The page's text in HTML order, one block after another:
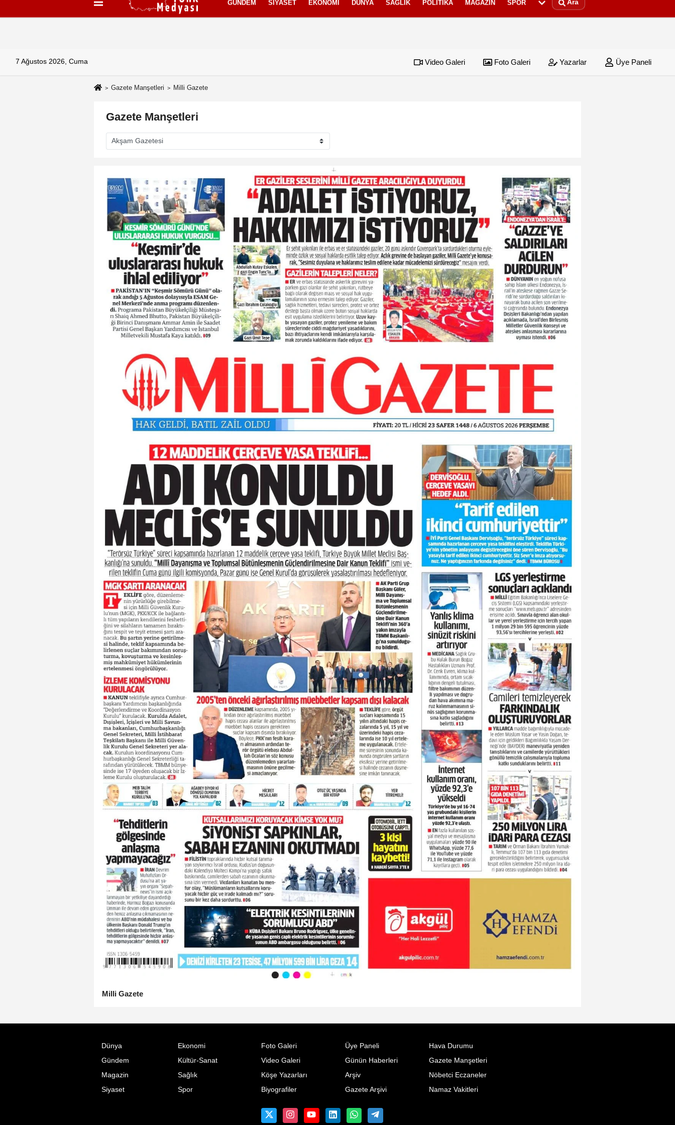
İletişim Çerez Politikası
GÜNDEM SIYASET EKONOMI DÜNYA SAĞLIK POLITIKA MAGAZIN SPOR Ara
7 Ağustos 2026, Cuma Video Galeri Foto Galeri Yazarlar Üye Paneli
Gazete Manşetleri Milli Gazete
Gazete Manşetleri
Milli Gazete
Dünya
Ekonomi
Gündem
Kültür-Sanat
Magazin
Sağlık
Siyaset
Spor
Foto Galeri
Video Galeri
Köşe Yazarları
Biyografiler
Üye Paneli
Günün Haberleri
Arşiv
Gazete Arşivi
Hava Durumu
Gazete Manşetleri
Nöbetci Eczaneler
Namaz Vakitleri